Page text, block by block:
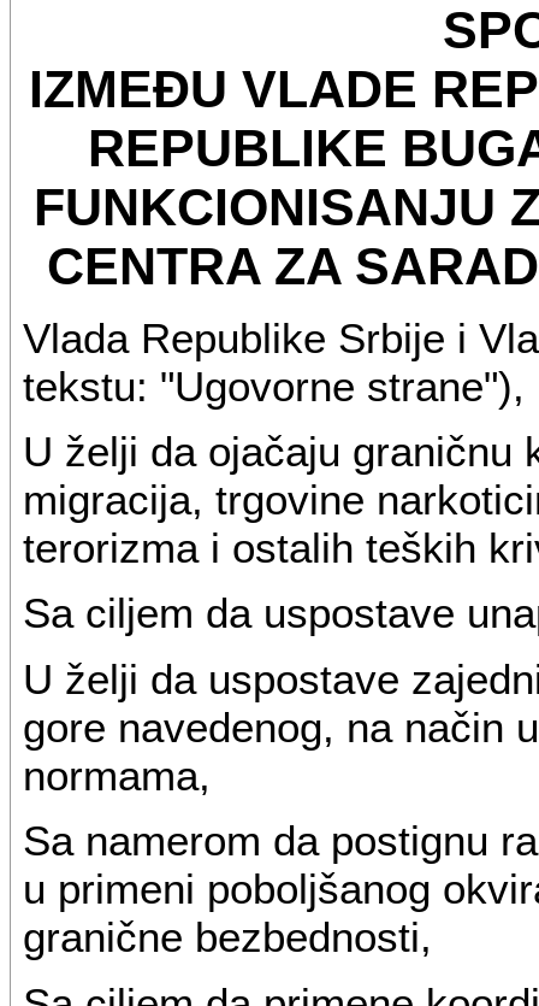
IZMEĐU VLADE
REPUBLIKE
FUNKCIONISANJU
CENTRA ZA
Vlada Republike Srbije i
tekstu: "Ugovorne strane"),
U želji da ojačaju graničnu
migracija, trgovine
terorizma i ostalih teških
Sa ciljem da uspostave
U želji da uspostave
gore navedenog, na način
normama,
Sa namerom da postignu
u primeni poboljšanog
granične bezbednosti,